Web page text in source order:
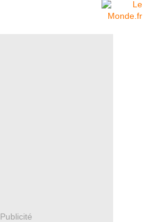
Publicité